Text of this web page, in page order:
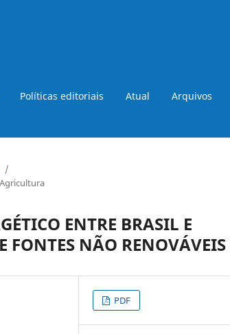
Políticas editoriais Atual Arquivos
/
ENTRE BRASIL E
FONTES NÃO RENOVÁVEIS
PDF